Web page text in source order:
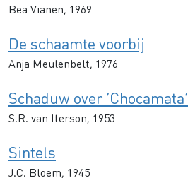
Bea Vianen, 1969
De schaamte voorbij
Anja Meulenbelt, 1976
Schaduw over ‘Chocamata’
S.R. van Iterson, 1953
Sintels
J.C. Bloem, 1945